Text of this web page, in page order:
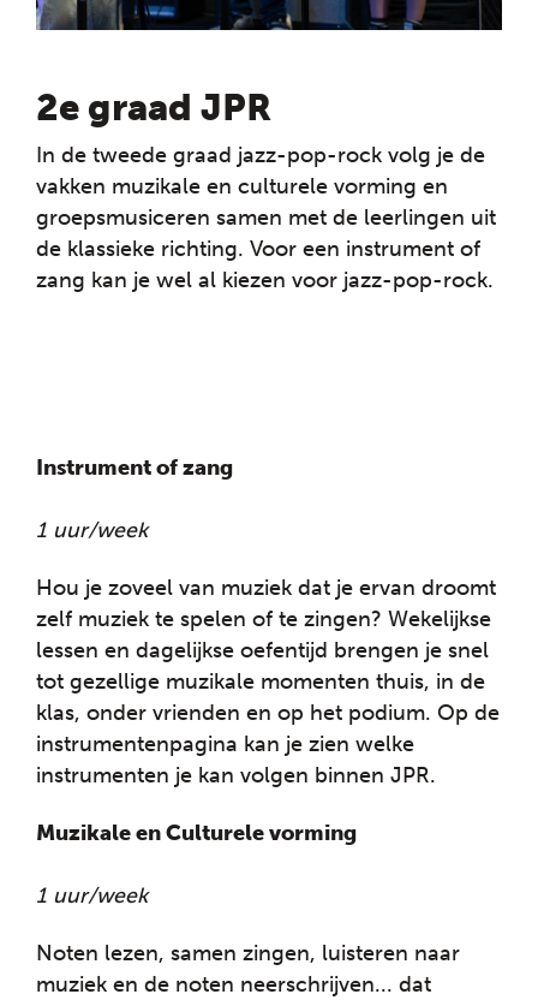
2e graad JPR
In de tweede graad jazz-pop-rock volg je de
vakken muzikale en culturele vorming en
groepsmusiceren samen met de leerlingen uit
de klassieke richting. Voor een instrument of
zang kan je wel al kiezen voor jazz-pop-rock.
Instrument of zang
1 uur/week
Hou je zoveel van muziek dat je ervan droomt
zelf muziek te spelen of te zingen? Wekelijkse
lessen en dagelijkse oefentijd brengen je snel
tot gezellige muzikale momenten thuis, in de
klas, onder vrienden en op het podium. Op de
instrumentenpagina kan je zien welke
instrumenten je kan volgen binnen JPR.
Muzikale en Culturele vorming
1 uur/week
Noten lezen, samen zingen, luisteren naar
muziek en de noten neerschrijven... dat